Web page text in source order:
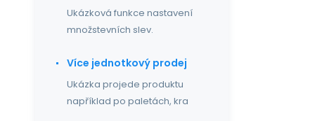
Ukázková funkce nastavení
množstevních slev.
Více jednotkový prodej
Ukázka projede produktu
například po paletách, kra